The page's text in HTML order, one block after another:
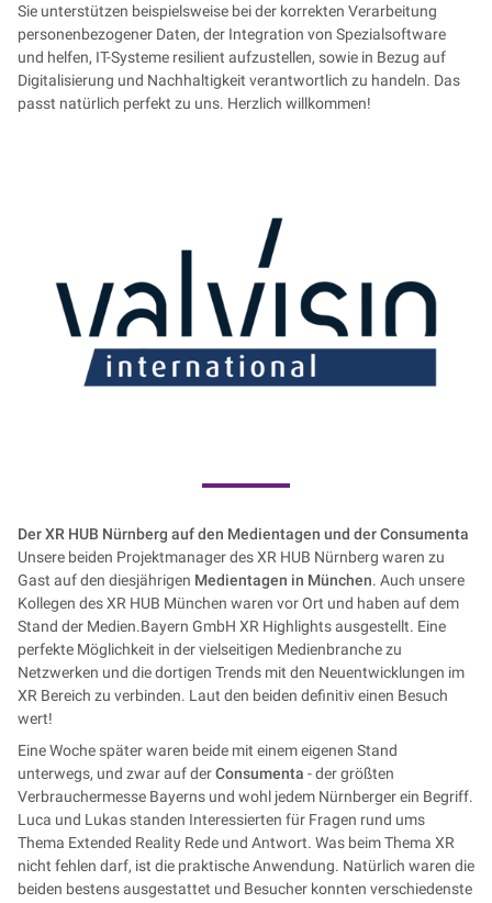
Sie unterstützen beispielsweise bei der korrekten Verarbeitung
personenbezogener Daten, der Integration von Spezialsoftware
und helfen, IT-Systeme resilient aufzustellen, sowie in Bezug auf
Digitalisierung und Nachhaltigkeit verantwortlich zu handeln. Das
passt natürlich perfekt zu uns. Herzlich willkommen!
Der XR HUB Nürnberg auf den Medientagen und der Consumenta
Unsere beiden Projektmanager des XR HUB Nürnberg waren zu
Gast auf den diesjährigen Medientagen in München. Auch unsere
Kollegen des XR HUB München waren vor Ort und haben auf dem
Stand der Medien.Bayern GmbH XR Highlights ausgestellt. Eine
perfekte Möglichkeit in der vielseitigen Medienbranche zu
Netzwerken und die dortigen Trends mit den Neuentwicklungen im
XR Bereich zu verbinden. Laut den beiden definitiv einen Besuch
wert!
Eine Woche später waren beide mit einem eigenen Stand
unterwegs, und zwar auf derConsumenta - der größten
Verbrauchermesse Bayerns und wohl jedem Nürnberger ein Begriff.
Luca und Lukas standen Interessierten für Fragen rund ums
Thema Extended Reality Rede und Antwort. Was beim Thema XR
nicht fehlen darf, ist die praktische Anwendung. Natürlich waren die
beiden bestens ausgestattet und Besucher konnten verschiedenste